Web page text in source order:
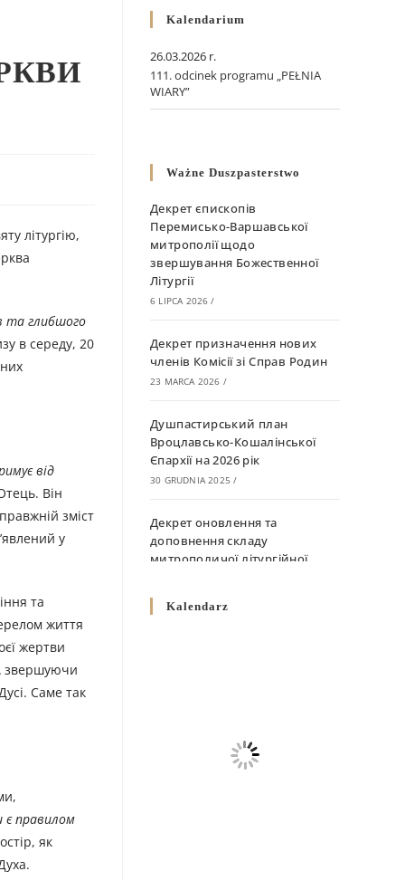
літургію,
та глибшого
в середу, 20
від
Він
зміст
у
та
життя
жертви
звершуючи
Саме так
є правилом
як
Kalendarium
26.03.2026 r.
111. odcinek programu „PEŁNIA
WIARY”
Ważne Duszpasterstwo
Декрет єпископів
Перемисько-Варшавської
митрополії щодо
звершування Божественної
Літургії
6 LIPCA 2026 /
Декрет призначення нових
членів Комісії зі Справ Родин
23 MARCA 2026 /
Душпастирський план
Вроцлавсько-Кошалінської
Єпархії на 2026 рік
30 GRUDNIA 2025 /
Декрет оновлення та
доповнення складу
митрополичої літургійної
10 GRUDNIA 2025
Декрет про відзначення
Великодня і всіх рухомих
Kalendarz